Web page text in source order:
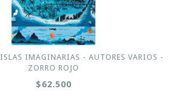
IMAGINARIAS - AUTORES VARIOS -
ZORRO ROJO
$62.500